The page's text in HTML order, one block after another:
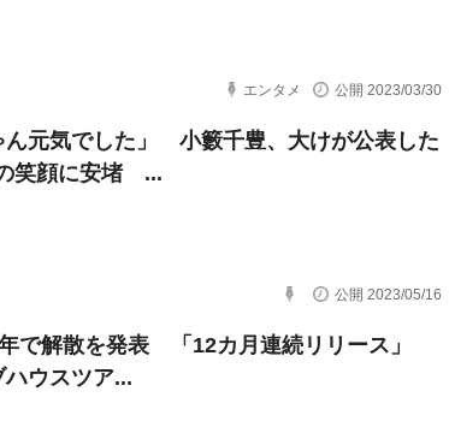
エンタメ 公開 2023/03/30
ん元気でした」 小籔千豊、大けが公表した
笑顔に安堵 ...
公開 2023/05/16
で解散を発表 「12カ月連続リリース」
ハウスツア...